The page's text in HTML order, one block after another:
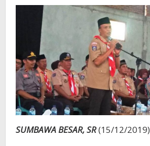
Anti
Narkoba
SUMBAWA BESAR, SR(15/12/2019)